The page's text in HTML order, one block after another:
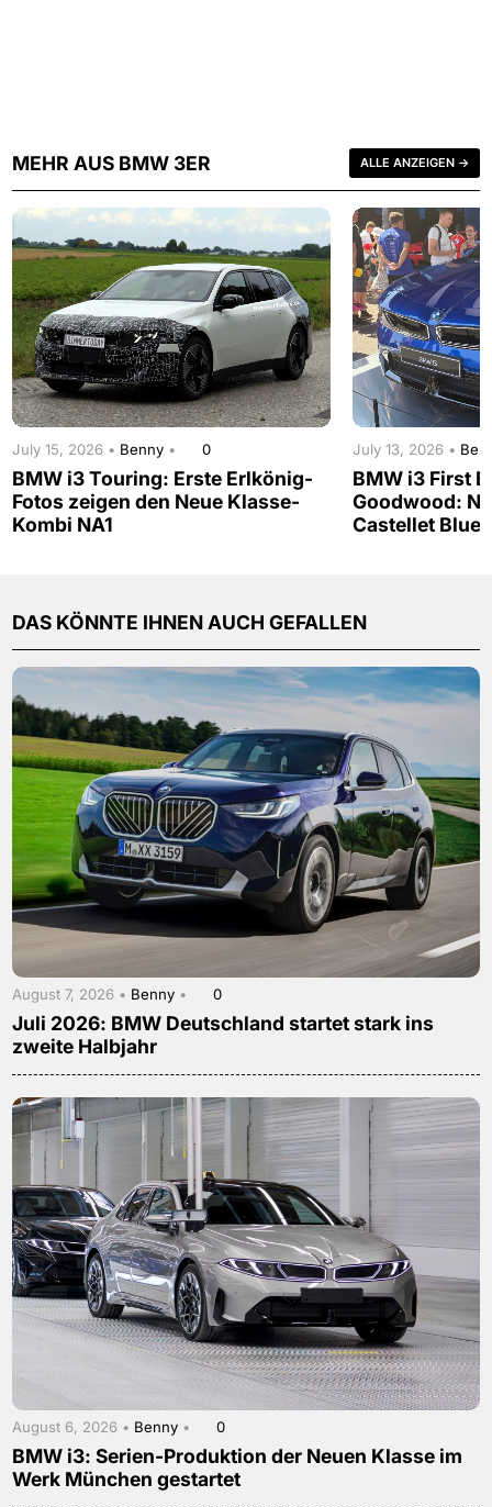
MEHR AUS BMW 3ER ALLE ANZEIGEN →
July 15, 2026 • Benny • 0
BMW i3 Touring: Erste Erlkönig-
Fotos zeigen den Neue Klasse-
Kombi NA1
July 13, 2026 •
BMW i3 First
Goodwood:
Castellet Blue
DAS KÖNNTE IHNEN AUCH GEFALLEN
August 7, 2026 • Benny • 0
Juli 2026: BMW Deutschland startet stark ins
zweite Halbjahr
August 6, 2026 • Benny • 0
BMW i3: Serien-Produktion der Neuen Klasse im
Werk München gestartet